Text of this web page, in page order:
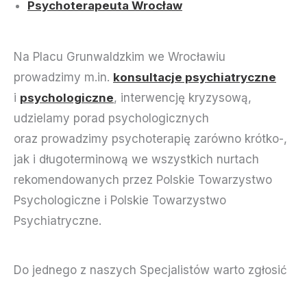
Psychoterapeuta Wrocław
Na Placu Grunwaldzkim we Wrocławiu
prowadzimy m.in. konsultacje psychiatryczne
i psychologiczne, interwencję kryzysową,
udzielamy porad psychologicznych
oraz prowadzimy psychoterapię zarówno krótko-,
jak i długoterminową we wszystkich nurtach
rekomendowanych przez Polskie Towarzystwo
Psychologiczne i Polskie Towarzystwo
Psychiatryczne.
Do jednego z naszych Specjalistów warto zgłosić